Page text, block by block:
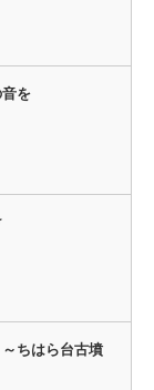
を
ちはら台古墳